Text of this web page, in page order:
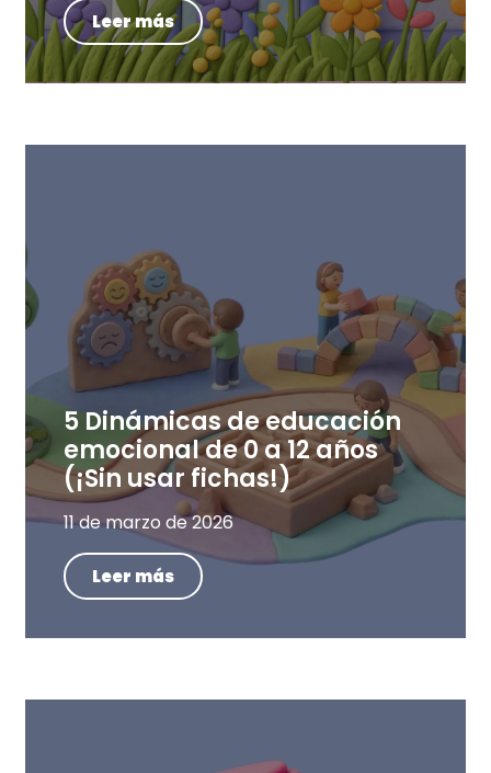
Leer más
5 Dinámicas de educación
emocional de 0 a 12 años
(¡Sin usar fichas!)
11 de marzo de 2026
Leer más